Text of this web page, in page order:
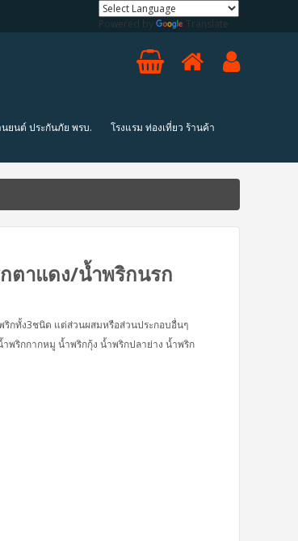
Powered by Translate
นยนต์ ประกันภัย พรบ.
โรงแรม ท่องเที่ยว ร้านค้า
ตาแดง/น้ำพริกนรก
ริกทั้ง3ชนิด แต่ส่วนผสมหรือส่วนประกอบอื่นๆ
พริกกากหมู น้ำพริกกุ้ง น้ำพริกปลาย่าง น้ำพริก